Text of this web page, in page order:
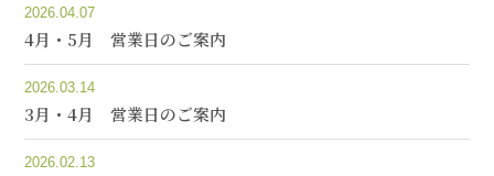
2026.04.07
4月・5月 営業日のご案内
2026.03.14
3月・4月 営業日のご案内
2026.02.13